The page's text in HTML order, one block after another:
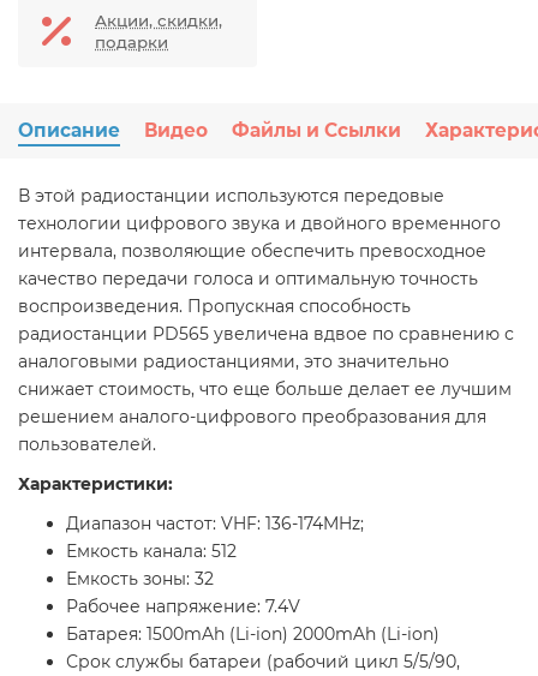
Акции, скидки,
подарки
Описание Видео Файлы и Ссылки
В этой радиостанции используются передовые
технологии цифрового звука и двойного временного
интервала, позволяющие обеспечить превосходное
качество передачи голоса и оптимальную точность
воспроизведения. Пропускная способность
радиостанции PD565 увеличена вдвое по сравнению с
аналоговыми радиостанциями, это значительно
снижает стоимость, что еще больше делает ее лучшим
решением аналого-цифрового преобразования для
пользователей.
Характеристики:
Диапазон частот: VHF: 136-174MHz;
Емкость канала: 512
Емкость зоны: 32
Рабочее напряжение: 7.4V
Батарея: 1500mAh (Li-ion) 2000mAh (Li-ion)
Срок службы батареи (рабочий цикл 5/5/90,